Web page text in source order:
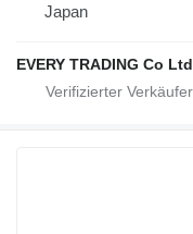
Japan
EVERY TRADING Co Ltd